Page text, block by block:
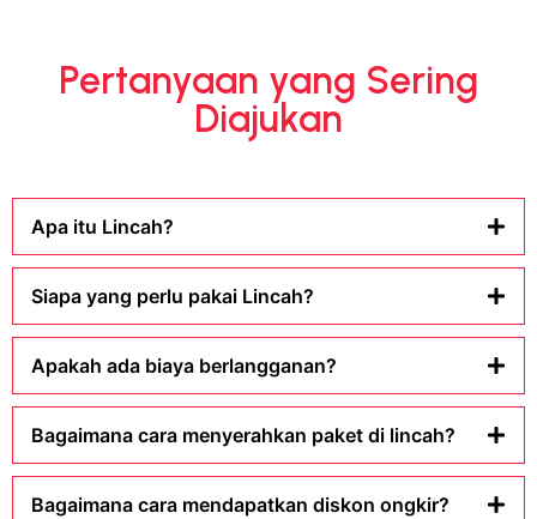
Pertanyaan yang Sering
Diajukan
Apa itu Lincah?
Siapa yang perlu pakai Lincah?
Apakah ada biaya berlangganan?
Bagaimana cara menyerahkan paket di lincah?
Bagaimana cara mendapatkan diskon ongkir?